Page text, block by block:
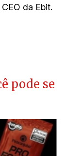
da Ebit.
pode se